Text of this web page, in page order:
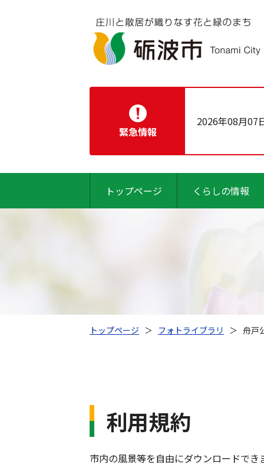
緊急情報
2026年08月07
トップページ くらしの情報
トップページ ＞ フォトライブラリ ＞ 舟戸
利用規約
市内の風景等を自由にダウンロードでき